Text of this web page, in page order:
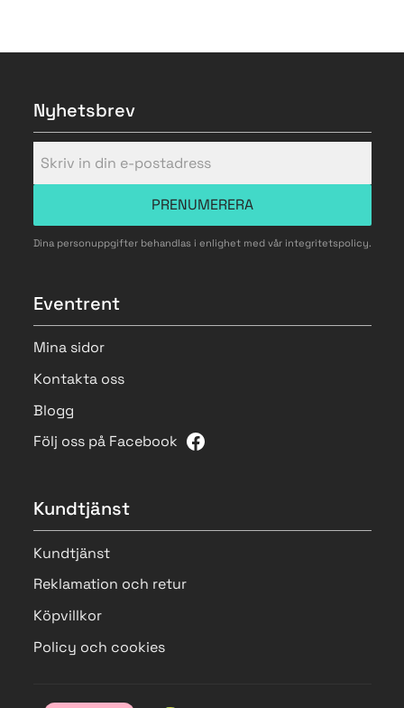
Nyhetsbrev
PRENUMERERA
Dina personuppgifter behandlas i enlighet med vår integritetspolicy.
Eventrent
Mina sidor
Kontakta oss
Blogg
Följ oss på Facebook
Kundtjänst
Kundtjänst
Reklamation och retur
Köpvillkor
Policy och cookies